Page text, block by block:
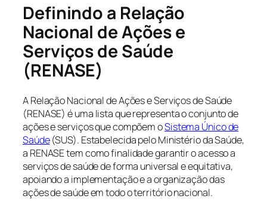
Definindo a Relação
Nacional de Ações e
Serviços de Saúde
(RENASE)
A Relação Nacional de Ações e Serviços de Saúde
(RENASE) é uma lista que representa o conjunto de
ações e serviços que compõem oSistema Único de
Saúde(SUS). Estabelecida pelo Ministério da Saúde,
a RENASE tem como finalidade garantir o acesso a
serviços de saúde de forma universal e equitativa,
apoiando a implementação e a organização das
ações de saúde em todo o território nacional.